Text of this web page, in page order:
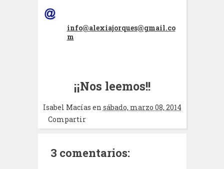
info@alexiajorques@gmail.co
m
¡¡Nos leemos!!
Isabel Macías en sábado, marzo 08, 2014
Compartir
3 comentarios: